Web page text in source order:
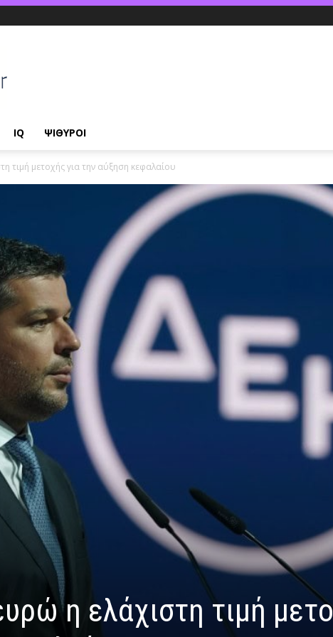
IQ ΨΙΘΥΡΟΙ
τιμή μετοχής για την αύξηση κεφαλαίου
η ελάχιστη τιμή